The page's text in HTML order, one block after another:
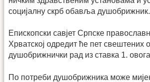
социјалну скрб обавља душобрижник.
Епископски савјет Српске
Хрватској одредит ће пет свештених
душобрижнички рад из ставка 1.
По потреби душобрижника може